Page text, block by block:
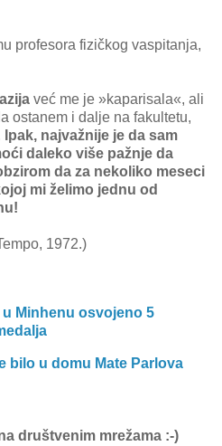
profesora fizičkog vaspitanja,
već me je »kaparisala«, ali
ostanem i dalje na fakultetu,
Ipak, najvažnije je da sam
daleko više pažnje da
da za nekoliko meseci
mi želimo jednu od
1972.)
u Minhenu osvojeno 5
bilo u domu Mate Parlova
društvenim mrežama:-)